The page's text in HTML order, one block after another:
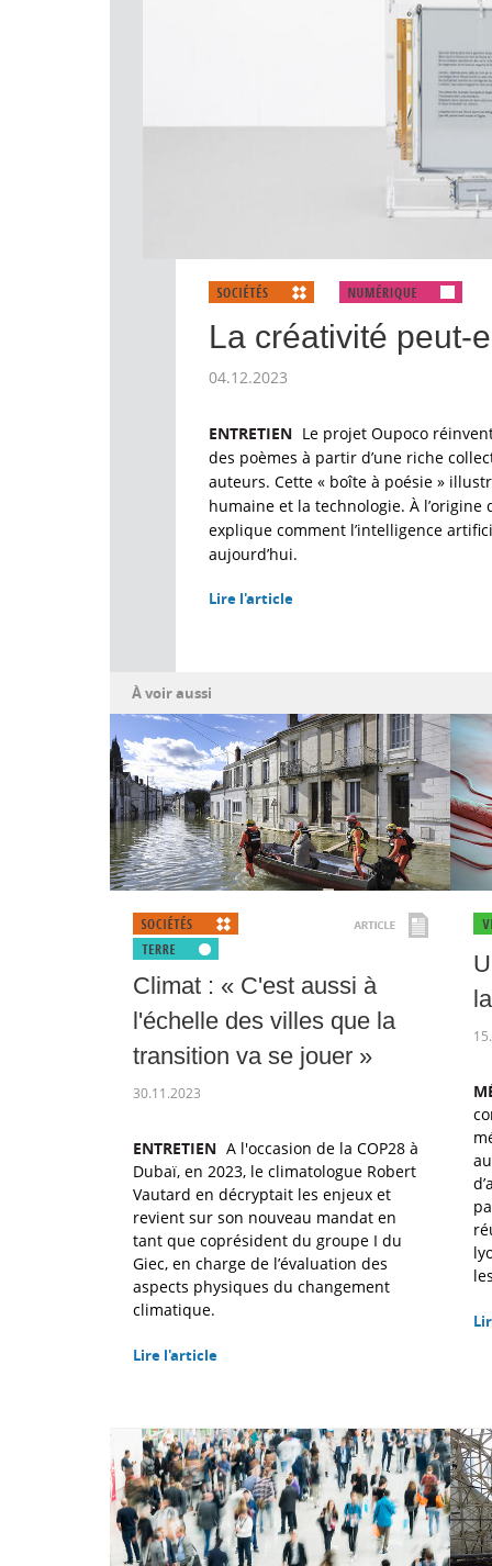
La créativité peut-
04.12.2023
ENTRETIEN Le projet Oupoco
des poèmes à partir d’une riche
auteurs. Cette « boîte à poésie »
humaine et la technologie. À
explique comment l’intelligence
aujourd’hui.
Lire l'article
À voir aussi
Climat : « C'est aussi à
l'échelle des villes que la
transition va se jouer »
30.11.2023
ENTRETIEN A l'occasion de la COP28 à
Dubaï, en 2023, le climatologue Robert
Vautard en décryptait les enjeux et
revient sur son nouveau mandat en
tant que coprésident du groupe I du
Giec, en charge de l’évaluation des
aspects physiques du changement
climatique.
Lire l'article